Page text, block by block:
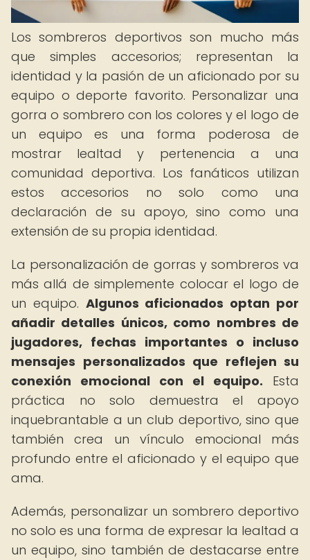
Los sombreros deportivos son mucho más
que simples accesorios; representan la
identidad y la pasión de un aficionado por su
equipo o deporte favorito. Personalizar una
gorra o sombrero con los colores y el logo de
un equipo es una forma poderosa de
mostrar lealtad y pertenencia a una
comunidad deportiva. Los fanáticos utilizan
estos accesorios no solo como una
declaración de su apoyo, sino como una
extensión de su propia identidad.
La personalización de gorras y sombreros va
más allá de simplemente colocar el logo de
un equipo. Algunos aficionados optan por
añadir detalles únicos, como nombres de
jugadores, fechas importantes o incluso
mensajes personalizados que reflejen su
conexión emocional con el equipo. Esta
práctica no solo demuestra el apoyo
inquebrantable a un club deportivo, sino que
también crea un vínculo emocional más
profundo entre el aficionado y el equipo que
ama.
Además, personalizar un sombrero deportivo
no solo es una forma de expresar la lealtad a
un equipo, sino también de destacarse entre